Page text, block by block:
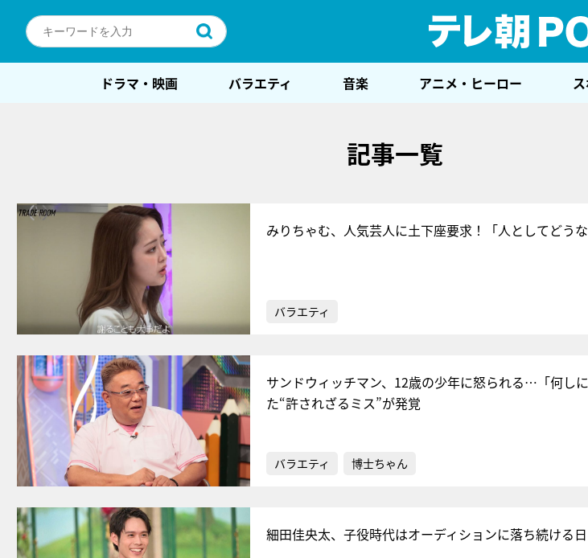
ドラマ・映画 バラエティ 音楽 アニメ・ヒーロー
記事一覧
みりちゃむ、人気芸人に土下座要求！「人としてどう
バラエティ
サンドウィッチマン、12歳の少年に怒られる…「何し
た“許されざるミス”が発覚
バラエティ 博士ちゃん
細田佳央太、子役時代はオーディションに落ち続ける